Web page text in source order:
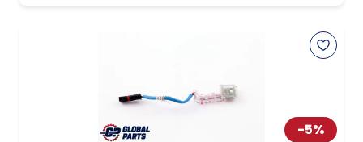
-5%